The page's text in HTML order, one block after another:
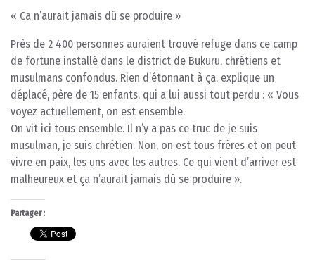
« Ca n’aurait jamais dû se produire »
Près de 2 400 personnes auraient trouvé refuge dans ce camp
de fortune installé dans le district de Bukuru, chrétiens et
musulmans confondus. Rien d’étonnant à ça, explique un
déplacé, père de 15 enfants, qui a lui aussi tout perdu : « Vous
voyez actuellement, on est ensemble.
On vit ici tous ensemble. Il n’y a pas ce truc de je suis
musulman, je suis chrétien. Non, on est tous frères et on peut
vivre en paix, les uns avec les autres. Ce qui vient d’arriver est
malheureux et ça n’aurait jamais dû se produire ».
Partager :